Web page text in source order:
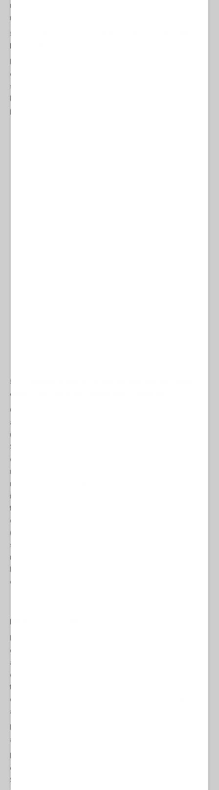
rappresentativi dei parlamenti nazionali, secondo i principi di
rappresentanza stabiliti dall'Assemblea generale dell'ONU.
5.2 Dovrebbero essere istituiti altri organi sussidiari delle
Nazioni Unite.
delle Nazioni Unite dovrebbe istituire nuove camere sussidiarie,
se necessario, per sostenere i processi di sviluppo sostenibile e
potrebbero includere, tra l'altro:
5.3 Il Consiglio di Sicurezza delle Nazioni Unite dovrebbe
essere riformato nella composizione e nei poteri
Chiediamo al Consiglio di Sicurezza delle Nazioni Unite e
all'Assemblea Generale delle Nazioni Unite di adottare le riforme
urgenti e necessarie della struttura e dei processi del Consiglio di
Sicurezza. Queste dovrebbero includere (1) l'aggiunta dell'India
come membro permanente, considerando che l'India
rappresenta non meno del 18% dell'umanità, la terza economia
mondiale a parità di potere d'acquisto e altre caratteristiche che
indicano la portata globale dell'India nell'economia, nella
tecnologia e negli affari geopolitici; (2) l'adozione di procedure
che permettano di scavalcare il veto di una super-maggioranza
(magari di tre quarti dei voti); (3) l'ampliamento e il riequilibrio dei
seggi totali per garantire che tutte le regioni del mondo siano
meglio rappresentate rispetto alle loro quote di popolazione; e (4)
l'adozione di nuovi strumenti per affrontare le minacce alla pace,
come illustrato nella Sezione 2. 2.
Il principio fondamentale del nostro nuovo sistema mondiale
deve essere il rispetto reciproco tra le nazioni. Il mondo si trova
ad affrontare sfide profonde e senza precedenti - la distruzione
dell'ambiente, l'instabilità politica diffusa, l'armamento di
tecnologie all'avanguardia e il drammatico ampliamento delle
disuguaglianze di ricchezza e potere - che possono essere
affrontate solo attraverso la cooperazione pacifica tra le nazioni.
andando alla deriva verso una guerra più ampia.
L'ONU è un'opera
diverso, dominato dagli Stati Uniti nel periodo intermedio della
Seconda guerra mondiale. A 79 anni di distanza, l'ONU è ancora